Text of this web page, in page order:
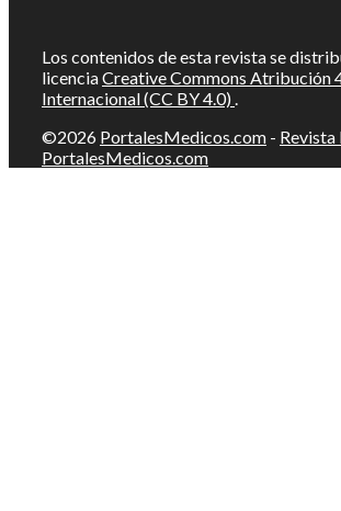
Los contenidos de esta revista se
licenciaCreative Commons Atribución
Internacional (CC BY 4.0) .
©2026 PortalesMedicos.com - Revista
PortalesMedicos.com